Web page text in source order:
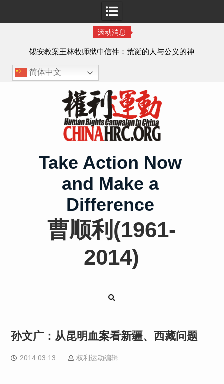
滚动消息
锡安教案王林牧师狱中信件：荒诞的人与公义的神
简体中文
Take Action Now
and Make a
Difference
曹顺利(1961-
2014)
孙文广：从昆明血案看新疆、西藏问题
2014-03-13 权利运动编辑